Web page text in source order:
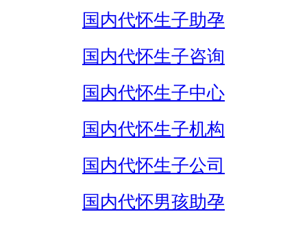
国内代怀生子助孕
国内代怀生子咨询
国内代怀生子中心
国内代怀生子机构
国内代怀生子公司
国内代怀男孩助孕